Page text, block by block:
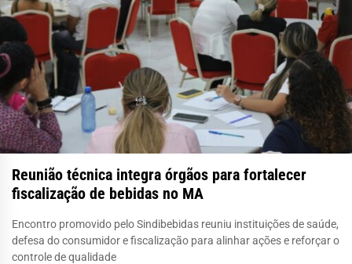
Reunião técnica integra órgãos para fortalecer
fiscalização de bebidas no MA
Encontro promovido pelo Sindibebidas reuniu instituições de saúde,
defesa do consumidor e fiscalização para alinhar ações e reforçar o
controle de qualidade